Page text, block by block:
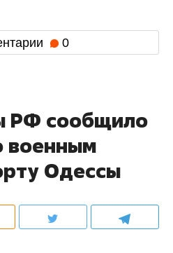
0
РФ сообщило
военным
Одессы